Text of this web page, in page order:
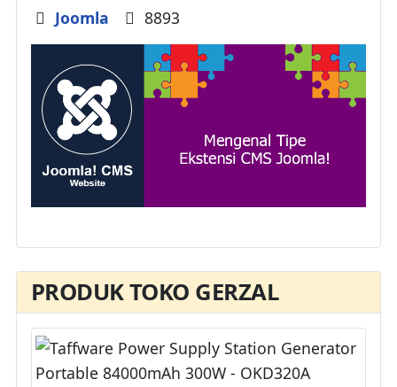
Details
Joomla 8893
PRODUK TOKO GERZAL